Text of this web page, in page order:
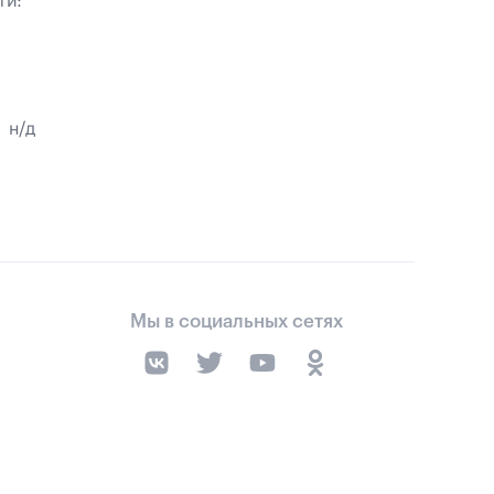
н/д
Мы в социальных сетях